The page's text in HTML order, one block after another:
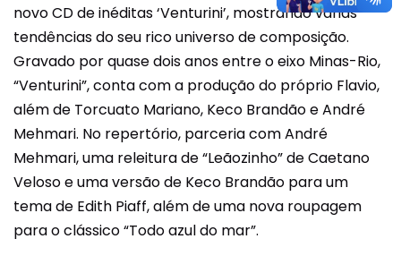
novo CD de inéditas ‘Venturini’, mostrando várias
tendências do seu rico universo de composição.
Gravado por quase dois anos entre o eixo Minas-Rio,
“Venturini”, conta com a produção do próprio Flavio,
além de Torcuato Mariano, Keco Brandão e André
Mehmari. No repertório, parceria com André
Mehmari, uma releitura de “Leãozinho” de Caetano
Veloso e uma versão de Keco Brandão para um
tema de Edith Piaff, além de uma nova roupagem
para o clássico “Todo azul do mar”.